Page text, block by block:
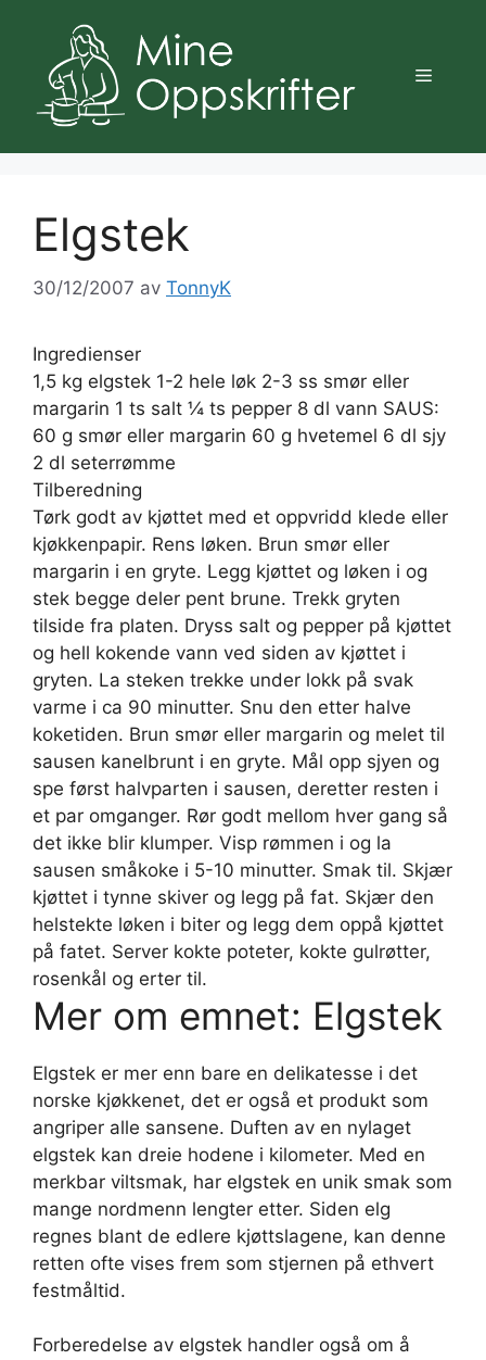
innhold
Meny
Elgstek
30/12/2007 av TonnyK
Ingredienser
1,5 kg elgstek 1-2 hele løk 2-3 ss smør eller
margarin 1 ts salt ¼ ts pepper 8 dl vann SAUS:
60 g smør eller margarin 60 g hvetemel 6 dl sjy
2 dl seterrømme
Tilberedning
Tørk godt av kjøttet med et oppvridd klede eller
kjøkkenpapir. Rens løken. Brun smør eller
margarin i en gryte. Legg kjøttet og løken i og
stek begge deler pent brune. Trekk gryten
tilside fra platen. Dryss salt og pepper på kjøttet
og hell kokende vann ved siden av kjøttet i
gryten. La steken trekke under lokk på svak
varme i ca 90 minutter. Snu den etter halve
koketiden. Brun smør eller margarin og melet til
sausen kanelbrunt i en gryte. Mål opp sjyen og
spe først halvparten i sausen, deretter resten i
et par omganger. Rør godt mellom hver gang så
det ikke blir klumper. Visp rømmen i og la
sausen småkoke i 5-10 minutter. Smak til. Skjær
kjøttet i tynne skiver og legg på fat. Skjær den
helstekte løken i biter og legg dem oppå kjøttet
på fatet. Server kokte poteter, kokte gulrøtter,
rosenkål og erter til.
Mer om emnet: Elgstek
Elgstek er mer enn bare en delikatesse i det
norske kjøkkenet, det er også et produkt som
angriper alle sansene. Duften av en nylaget
elgstek kan dreie hodene i kilometer. Med en
merkbar viltsmak, har elgstek en unik smak som
mange nordmenn lengter etter. Siden elg
regnes blant de edlere kjøttslagene, kan denne
retten ofte vises frem som stjernen på ethvert
festmåltid.
Forberedelse av elgstek handler også om å